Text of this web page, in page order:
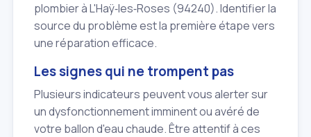
plombier à L'Haÿ‑les‑Roses (94240). Identifier la
source du problème est la première étape vers
une réparation efficace.
Les signes qui ne trompent pas
Plusieurs indicateurs peuvent vous alerter sur
un dysfonctionnement imminent ou avéré de
votre ballon d'eau chaude. Être attentif à ces